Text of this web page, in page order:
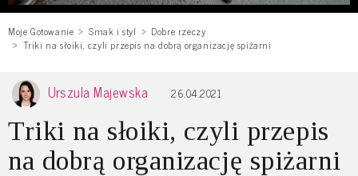
Moje Gotowanie Smak i styl
Dobre rzeczy
Triki na słoiki, czyli przepis na dobrą organizację spiżarni
Urszula Majewska 26.04.2021
Triki na słoiki, czyli przepis
na dobrą organizację spiżarni